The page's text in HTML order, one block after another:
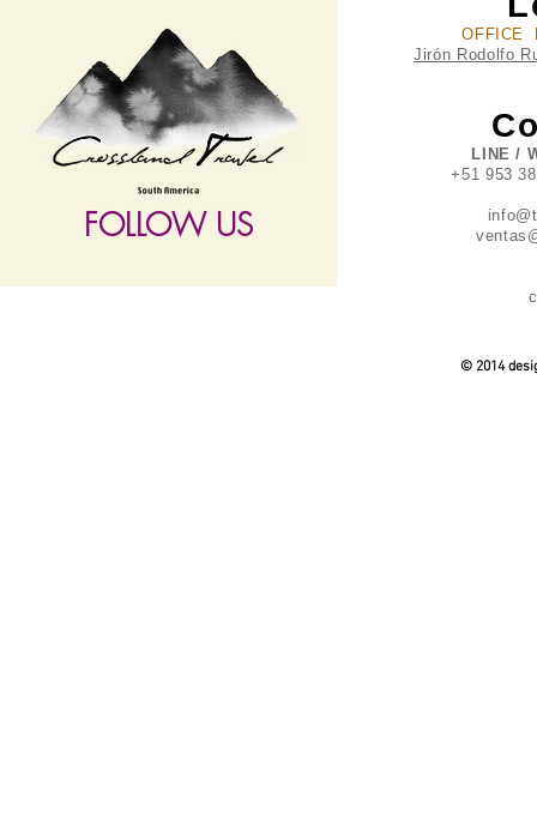
FOLLOW US
OFFICE
Jirón Rodolfo
LINE /
+51 953
© 2014